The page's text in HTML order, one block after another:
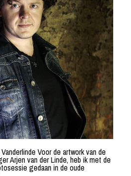
Voor de artwork van de
Arjen van der Linde, heb ik met de
gedaan in de oude